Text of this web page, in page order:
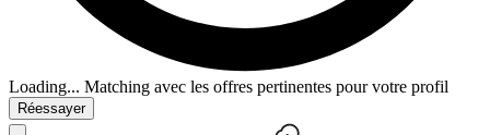
Loading... Matching avec les offres pertinentes pour votre profil
Réessayer